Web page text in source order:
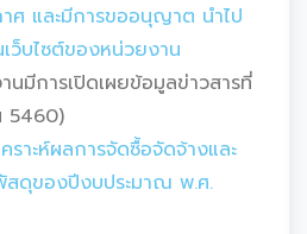
ศ และมีการขออนุญาต นำไป
ว็บไซต์ของหน่วยงาน
มีการเปิดเผยข้อมูลข่าวสารที่
5460)
คราะห์ผลการจัดซื้อจัดจ้างและ
สดุของปีงบประมาณ พ.ศ.